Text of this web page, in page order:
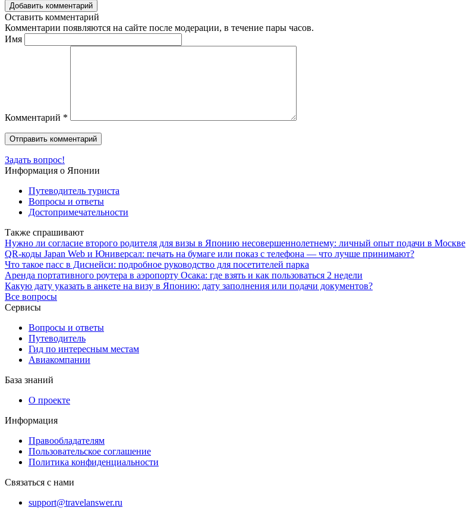
Добавить комментарий
Оставить комментарий
Комментарии появляются на сайте после модерации, в течение пары часов.
Имя
Комментарий *
Задать вопрос!
Информация о Японии
Путеводитель туриста
Вопросы и ответы
Достопримечательности
Также спрашивают
Нужно ли согласие второго родителя для визы в Японию несовершеннолетнему: личный опыт подачи в Москве
QR-коды Japan Web и Юниверсал: печать на бумаге или показ с телефона — что лучше принимают?
Что такое пасс в Диснейси: подробное руководство для посетителей парка
Аренда портативного роутера в аэропорту Осака: где взять и как пользоваться 2 недели
Какую дату указать в анкете на визу в Японию: дату заполнения или подачи документов?
Все вопросы
Сервисы
Вопросы и ответы
Путеводитель
Гид по интересным местам
Авиакомпании
База знаний
О проекте
Информация
Правообладателям
Пользовательское соглашение
Политика конфиденциальности
Связаться с нами
support@travelanswer.ru